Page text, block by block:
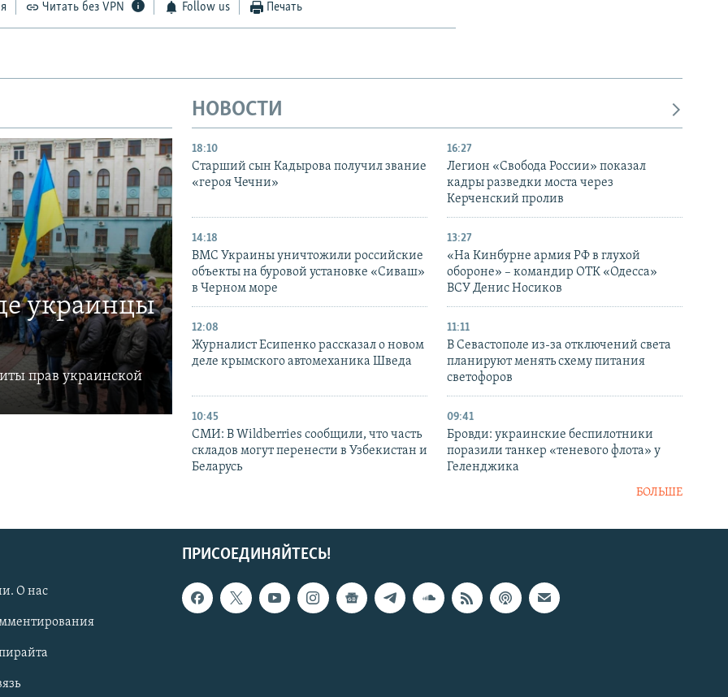
Читать без VPN Follow us Печать
украинцы
прав украинской
НОВОСТИ
18:10
Старший сын Кадырова получил звание
«героя Чечни»
16:27
Легион «Свобода России» показал
кадры разведки моста через
Керченский пролив
14:18
ВМС Украины уничтожили российские
объекты на буровой установке «Сиваш»
в Черном море
13:27
«На Кинбурне армия РФ в глухой
обороне» – командир ОТК «Одесса»
ВСУ Денис Носиков
12:08
Журналист Есипенко рассказал о новом
деле крымского автомеханика Шведа
11:11
В Севастополе из-за отключений света
планируют менять схему питания
светофоров
10:45
СМИ: В Wildberries сообщили, что часть
складов могут перенести в Узбекистан и
Беларусь
09:41
Бровди: украинские беспилотники
поразили танкер «теневого флота» у
Геленджика
БОЛЬШЕ
ПРИСОЕДИНЯЙТЕСЬ!
О нас